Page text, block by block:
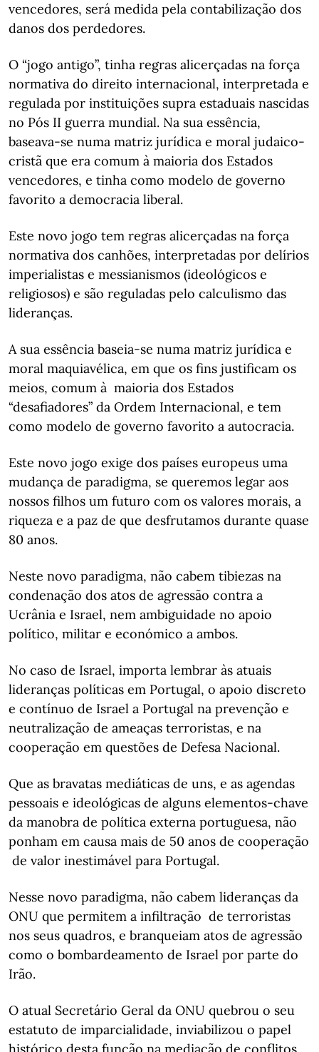
vencedores, será medida pela contabilização dos
danos dos perdedores.
O “jogo antigo”, tinha regras alicerçadas na força
normativa do direito internacional, interpretada e
regulada por instituições supra estaduais nascidas
no Pós II guerra mundial. Na sua essência,
baseava-se numa matriz jurídica e moral judaico-
cristã que era comum à maioria dos Estados
vencedores, e tinha como modelo de governo
favorito a democracia liberal.
Este novo jogo tem regras alicerçadas na força
normativa dos canhões, interpretadas por delírios
imperialistas e messianismos (ideológicos e
religiosos) e são reguladas pelo calculismo das
lideranças.
A sua essência baseia-se numa matriz jurídica e
moral maquiavélica, em que os fins justificam os
meios, comum à maioria dos Estados
“desafiadores” da Ordem Internacional, e tem
como modelo de governo favorito a autocracia.
Este novo jogo exige dos países europeus uma
mudança de paradigma, se queremos legar aos
nossos filhos um futuro com os valores morais, a
riqueza e a paz de que desfrutamos durante quase
80 anos.
Neste novo paradigma, não cabem tibiezas na
condenação dos atos de agressão contra a
Ucrânia e Israel, nem ambiguidade no apoio
político, militar e económico a ambos.
No caso de Israel, importa lembrar às atuais
lideranças políticas em Portugal, o apoio discreto
e contínuo de Israel a Portugal na prevenção e
neutralização de ameaças terroristas, e na
cooperação em questões de Defesa Nacional.
Que as bravatas mediáticas de uns, e as agendas
pessoais e ideológicas de alguns elementos-chave
da manobra de política externa portuguesa, não
ponham em causa mais de 50 anos de cooperação
de valor inestimável para Portugal.
Nesse novo paradigma, não cabem lideranças da
ONU que permitem a infiltração de terroristas
nos seus quadros, e branqueiam atos de agressão
como o bombardeamento de Israel por parte do
Irão.
O atual Secretário Geral da ONU quebrou o seu
estatuto de imparcialidade, inviabilizou o papel